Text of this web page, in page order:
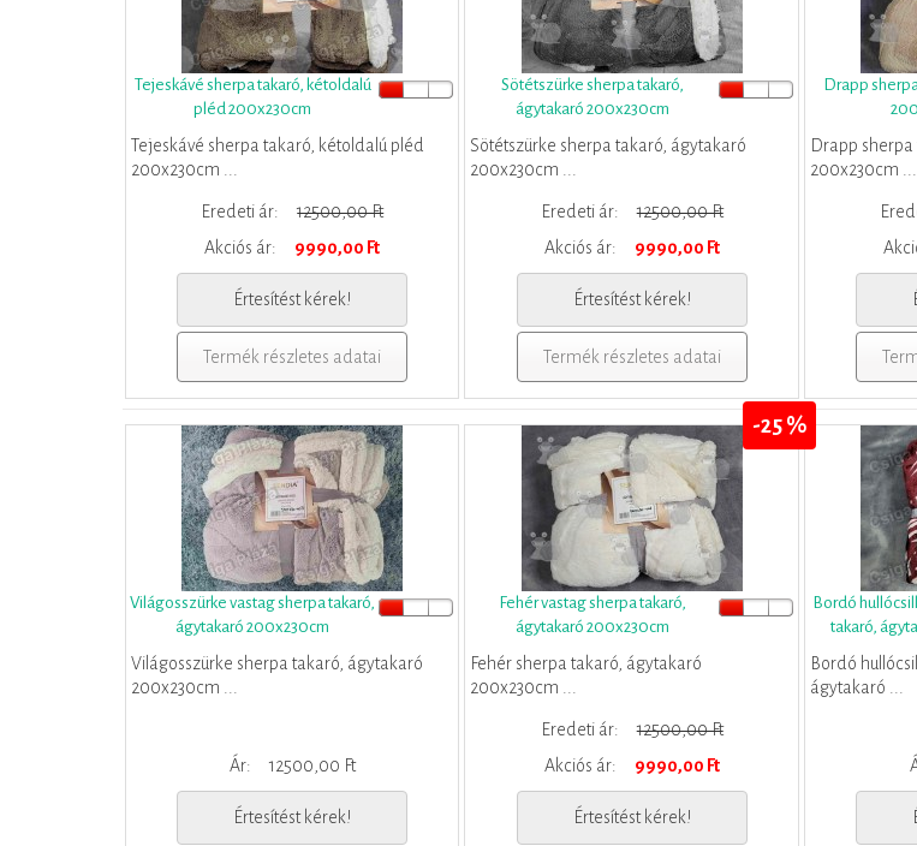
Tejeskávé sherpa takaró, kétoldalú
pléd 200x230cm
Tejeskávé sherpa takaró, kétoldalú pléd
200x230cm ...
Eredeti ár:
12500,00 Ft
Akciós ár:
9990,00 Ft
Értesítést kérek!
Termék részletes adatai
Sötétszürke sherpa takaró,
ágytakaró 200x230cm
Sötétszürke sherpa takaró, ágytakaró
200x230cm ...
Eredeti ár:
12500,00 Ft
Akciós ár:
9990,00 Ft
Értesítést kérek!
Termék részletes adatai
Drapp
Drapp
200x230cm ...
Világosszürke vastag sherpa takaró,
ágytakaró 200x230cm
Világosszürke sherpa takaró, ágytakaró
200x230cm ...
Ár: 12500,00 Ft
Értesítést kérek!
Fehér vastag sherpa takaró,
ágytakaró 200x230cm
Fehér sherpa takaró, ágytakaró
200x230cm ...
-25 %
Eredeti ár:
12500,00 Ft
Akciós ár:
9990,00 Ft
Értesítést kérek!
Bordó
takaró,
Bordó
ágytakaró ...